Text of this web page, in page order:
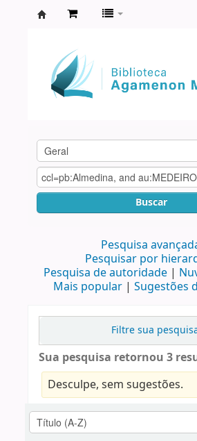
Agamenon
Magalhães
Buscar
Pesquisa
Pesquisar por
Pesquisa de autoridade
Mais popular
Sugestões
Filtre sua
Sua pesquisa retornou 3
Desculpe, sem sugestões.